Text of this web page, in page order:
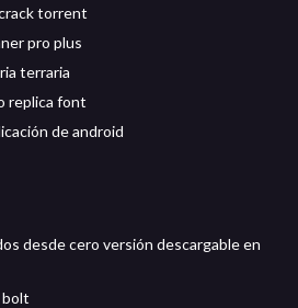
torrent
pro plus
terraria
replica font
de android
desde cero versión descargable en
bolt